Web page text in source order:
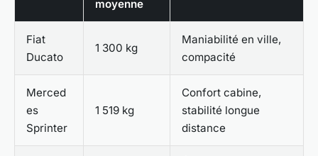
moyenne
Fiat
Ducato
1 300 kg
Maniabilité en ville,
compacité
Merced
es
Sprinter
1 519 kg
Confort cabine,
stabilité longue
distance